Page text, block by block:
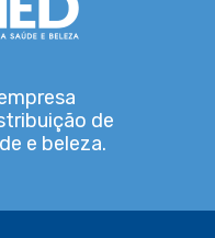
de
e beleza.